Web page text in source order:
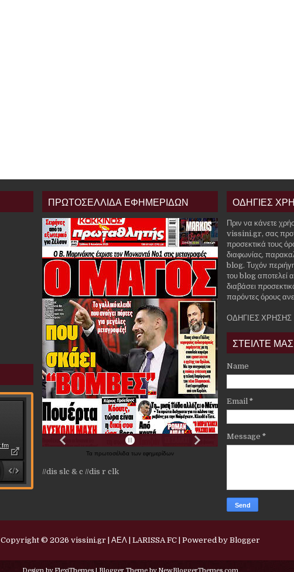
ΠΡΩΤΟΣΕΛΛΙΔΑ ΕΦΗΜΕΡΙΔΩΝ
Τα πρωτοσέλιδα των εφημερίδων
//dis slc & c //dis r clk
ΟΔΗΓΙΕΣ
Πριν να κάνετε
vissini.gr, σας
προσεκτικά τους
διαφωνίας,
blog. Τυχόν
του blog αποτελεί
διαβάσει
παρόντες όρους
ΟΔΗΓΙΕΣ ΧΡΗΣΗΣ
ΣΤΕΙΛΤΕ
Name
Email *
Message *
Copyright © 2026 vissini.gr | ΑΕΛ | LARISSA FC| Powered by Blogger